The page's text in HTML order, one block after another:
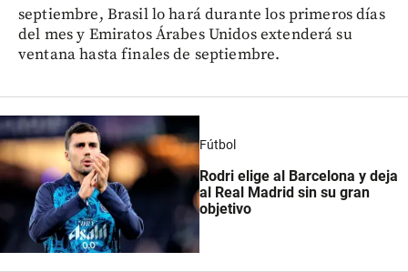
septiembre, Brasil lo hará durante los primeros días
del mes y Emiratos Árabes Unidos extenderá su
ventana hasta finales de septiembre.
Fútbol
Rodri elige al Barcelona y deja
al Real Madrid sin su gran
objetivo